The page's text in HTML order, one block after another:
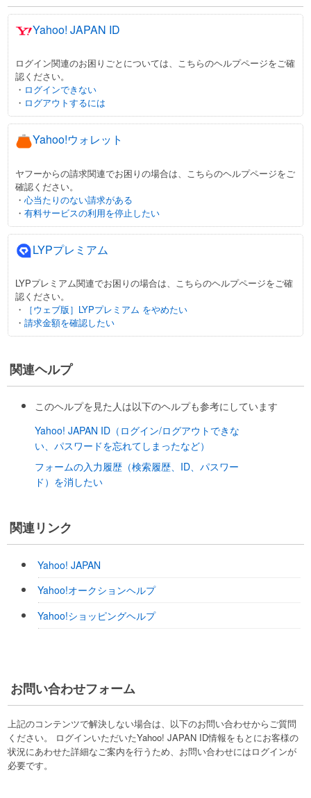
Yahoo! JAPAN ID
ログイン関連のお困りごとについては、こちらのヘルプページをご確
認ください。
・ ログインできない
・ ログアウトするには
Yahoo!ウォレット
ヤフーからの請求関連でお困りの場合は、こちらのヘルプページをご
確認ください。
・ 心当たりのない請求がある
・ 有料サービスの利用を停止したい
LYPプレミアム
LYPプレミアム関連でお困りの場合は、こちらのヘルプページをご確
認ください。
・
［ウェブ版］LYPプレミアム をやめたい
・ 請求金額を確認したい
関連ヘルプ
このヘルプを見た人は以下のヘルプも参考にしています
Yahoo! JAPAN ID（ログイン/ログアウトできな
い、パスワードを忘れてしまったなど）
フォームの入力履歴（検索履歴、ID、パスワー
ド）を消したい
関連リンク
Yahoo! JAPAN
Yahoo!オークションヘルプ
Yahoo!ショッピングヘルプ
お問い合わせフォーム
上記のコンテンツで解決しない場合は、以下のお問い合わせからご質問
ください。 ログインいただいたYahoo! JAPAN ID情報をもとにお客様の
状況にあわせた詳細なご案内を行うため、お問い合わせにはログインが
必要です。